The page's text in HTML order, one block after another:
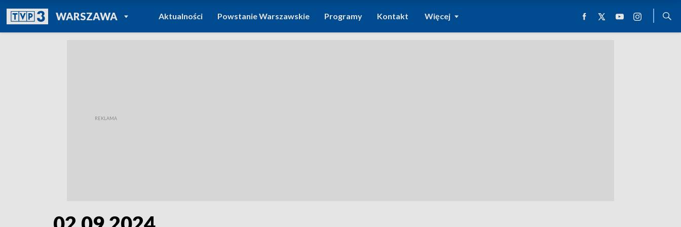
WARSZAWAPOWRÓT DO
TVP REGIONY
Aktualności Powstanie Warszawskie Programy Kontakt Więcej